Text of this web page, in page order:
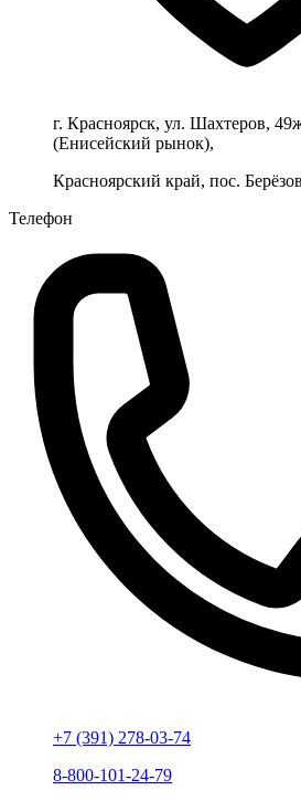
г. Красноярск, ул. Шахтеров,
(Енисейский рынок),
Красноярский край, пос.
Телефон
+7 (391) 278-03-74
8-800-101-24-79